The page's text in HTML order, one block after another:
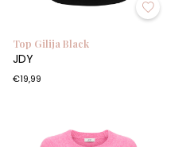
Top Gilija Black
JDY
€19,99